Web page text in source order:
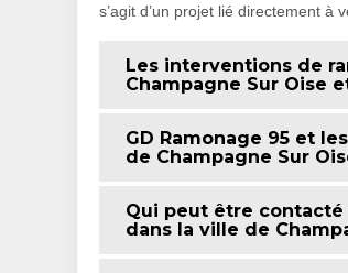
s’agit d’un projet lié directement à
Les interventions de
Champagne Sur Oise
GD Ramonage 95 et
de Champagne Sur
Qui peut être
dans la ville de